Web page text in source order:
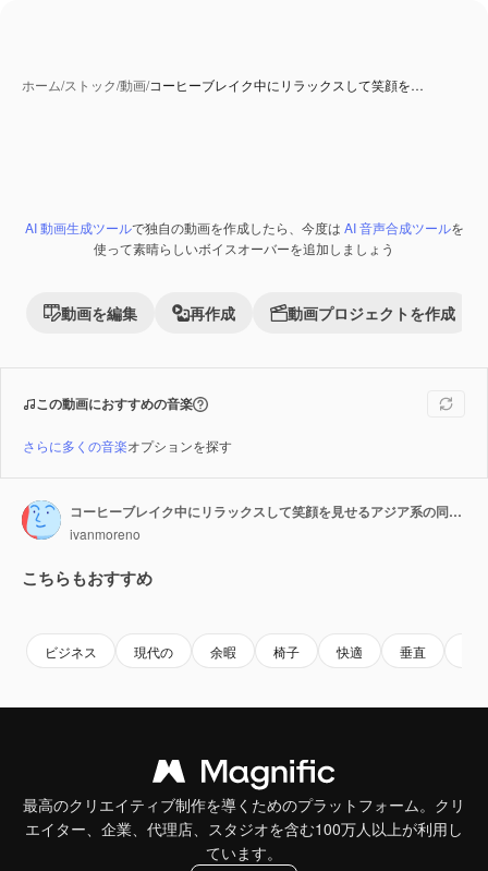
ホーム/ストック/動画/コーヒーブレイク中にリラックスして笑顔を…
Premium
AI 動画生成ツールで独自の動画を作成したら、今度は AI 音声合成ツールを
使って素晴らしいボイスオーバーを追加しましょう
動画を編集 再作成 動画プロジェクトを作成
この動画におすすめの音楽
さらに多くの音楽オプションを探す
コーヒーブレイク中にリラックスして笑顔を見せるアジア系の同僚女性
ivanmoreno
こちらもおすすめ
ビジネス 現代の 余暇 椅子 快適 垂直
最高のクリエイティブ制作を導くためのプラットフォーム。クリ
エイター、企業、代理店、スタジオを含む100万人以上が利用し
ています。